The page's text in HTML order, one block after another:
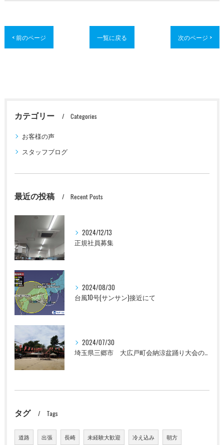
< 前のページ 一覧に戻る 次のページ >
カテゴリー Categories
お客様の声
スタッフブログ
最近の投稿 Recent Posts
2024/12/13
正規社員募集
2024/08/30
台風10号(サンサン)接近にて
2024/07/30
埼玉県三郷市 大広戸町会納涼盆踊り大会のお知らせ 2024
タグ Tags
道路 出張 長崎 未経験大歓迎 冷え込み 朝方